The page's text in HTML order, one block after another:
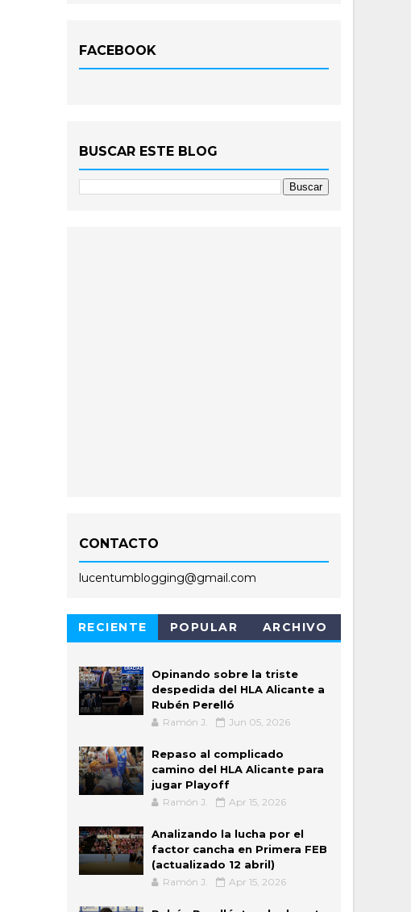
FACEBOOK
BUSCAR ESTE BLOG
CONTACTO
lucentumblogging@gmail.com
RECIENTE POPULAR ARCHIVO
Opinando sobre la triste
despedida del HLA Alicante a
Rubén Perelló
Ramón J. Jun 05, 2026
Repaso al complicado
camino del HLA Alicante para
jugar Playoff
Ramón J. Apr 15, 2026
Analizando la lucha por el
factor cancha en Primera FEB
(actualizado 12 abril)
Ramón J. Apr 15, 2026